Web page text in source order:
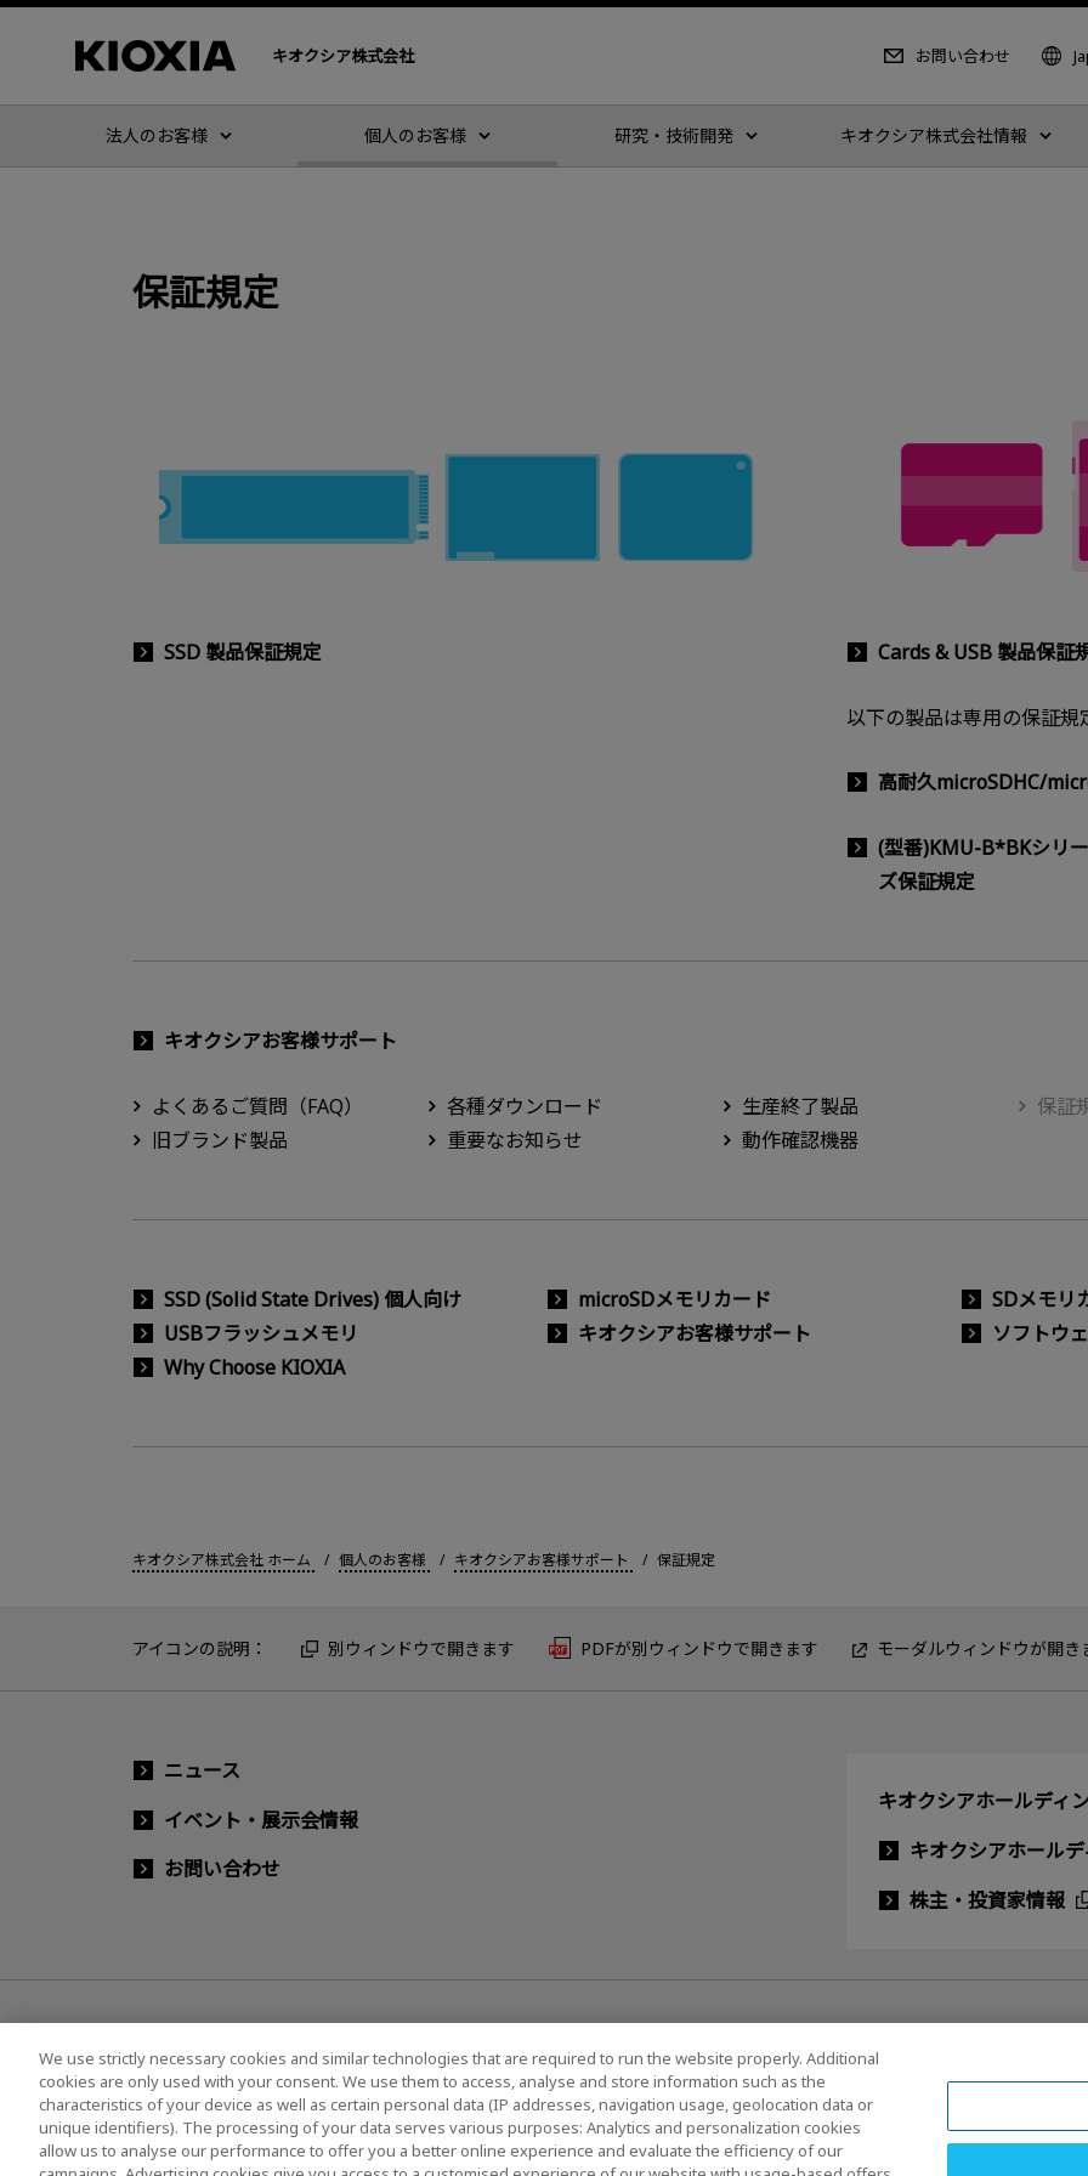
キオクシア株式会社 お問い合わせ
法人のお客様 個人のお客様 研究・技術開発 キオクシア株式会社情報
保証規定
SSD 製品保証規定 Cards & USB 製品保証
以下の製品は専用の保証規
高耐久microSDHC/
(型番)KMU-B*BKシリ
ズ保証規定
キオクシアお客様サポート
よくあるご質問（FAQ） 各種ダウンロード 生産終了製品
保証
旧ブランド製品
重要なお知らせ 動作確認機器
SSD (Solid State Drives) 個人向け microSDメモリカード
SDメモリ
USBフラッシュメモリ
キオクシアお客様サポート
ソフトウ
Why Choose KIOXIA
キオクシア株式会社 ホーム 個人のお客様 キオクシアお客様サポート 保証規定
アイコンの説明： 別ウィンドウで開きます PDFが別ウィンドウで開きます モーダルウィンドウが開き
ニュース
イベント・展示会情報
お問い合わせ
キオクシアホールディ
キオクシアホール
株主・投資家情報
ソーシャルメディア公式アカウント一覧 ソーシャルメディアポリシー
We use strictly necessary cookies and similar technologies that are required to run the website properly. Additional
cookies are only used with your consent. We use them to access, analyse and store information such as the
characteristics of your device as well as certain personal data (IP addresses, navigation usage, geolocation data or
unique identifiers). The processing of your data serves various purposes: Analytics and personalization cookies
allow us to analyse our performance to offer you a better online experience and evaluate the efficiency of our